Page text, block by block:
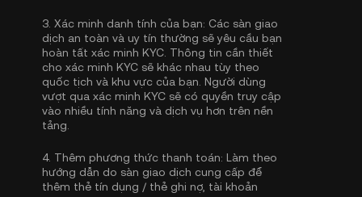
3. Xác minh danh tính của bạn: Các sàn giao
dịch an toàn và uy tín thường sẽ yêu cầu bạn
hoàn tất xác minh KYC . Thông tin cần thiết
cho xác minh KYC sẽ khác nhau tùy theo
quốc tịch và khu vực của bạn. Người dùng
vượt qua xác minh KYC sẽ có quyền truy cập
vào nhiều tính năng và dịch vụ hơn trên nền
tảng.
4. Thêm phương thức thanh toán: Làm theo
hướng dẫn do sàn giao dịch cung cấp để
thêm thẻ tín dụng / thẻ ghi nợ, tài khoản